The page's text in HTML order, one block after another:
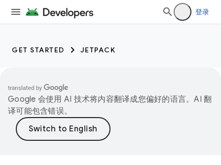
登录
GET STARTED JETPACK
Google 会使用 AI 技术将内容翻译成您偏好的语言。AI 翻
译可能包含错误。